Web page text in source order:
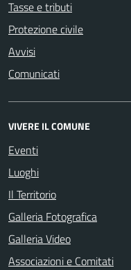
Tasse e tributi
Protezione civile
Avvisi
Comunicati
VIVERE IL COMUNE
Eventi
Luoghi
Il Territorio
Galleria Fotografica
Galleria Video
Associazioni e Comitati